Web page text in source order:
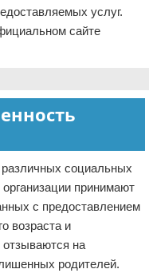
услуг.
сайте
различных социальных
принимают
с предоставлением
возраста и
на
родителей.